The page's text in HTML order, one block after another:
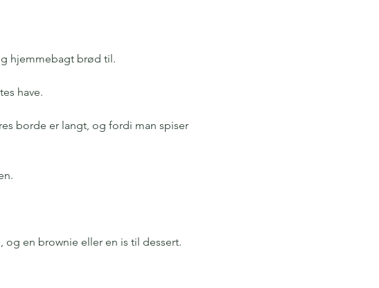
hjemmebagt brød til.
have.
borde er langt, og fordi man spiser
en brownie eller en is til dessert.